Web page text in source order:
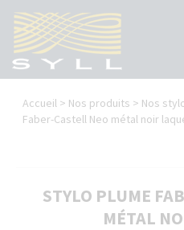
contenu
principal
Vous
êtes
Accueil > Nos produits > Nos
Faber-Castell Neo métal noir
STYLO PLUME
MÉTAL